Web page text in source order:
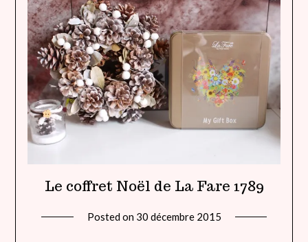
Le coffret Noël de La Fare 1789
Posted on 30 décembre 2015